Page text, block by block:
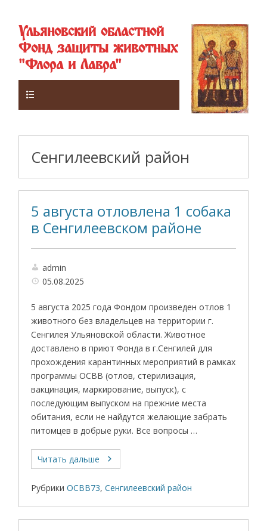
Ульяновский областной
Фонд защиты животных
"Флора и Лавра"
Сенгилеевский район
5 августа отловлена 1 собака
в Сенгилеевском районе
admin
05.08.2025
5 августа 2025 года Фондом произведен отлов 1
животного без владельцев на территории г.
Сенгилея Ульяновской области. Животное
доставлено в приют Фонда в г.Сенгилей для
прохождения карантинных мероприятий в рамках
программы ОСВВ (отлов, стерилизация,
вакцинация, маркирование, выпуск), с
последующим выпуском на прежние места
обитания, если не найдутся желающие забрать
питомцев в добрые руки. Все вопросы …
Читать дальше
Рубрики ОСВВ73,Сенгилеевский район